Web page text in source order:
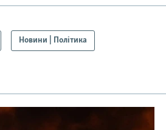
Новини | Політика